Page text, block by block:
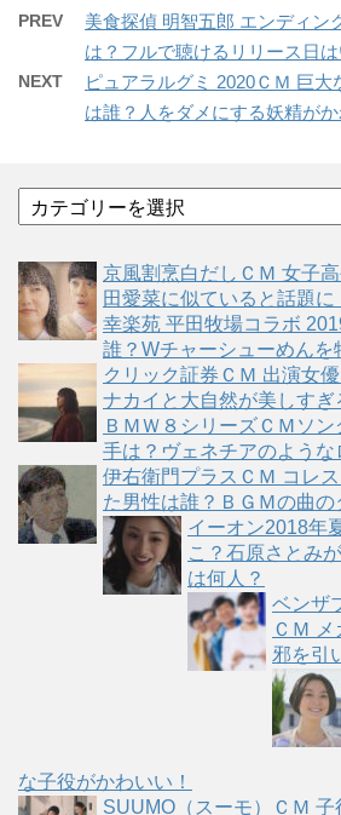
PREV
美食探偵 明智五郎 エンディン
は？フルで聴けるリリース日は
NEXT
ピュアラルグミ 2020ＣＭ 巨
は誰？人をダメにする妖精が
テ
リ
ー
京風割烹白だしＣＭ 女子
田愛菜に似ていると話題に
幸楽苑 平田牧場コラボ
誰？Wチャーシューめんを
クリック証券ＣＭ 出演女
ナカイと大自然が美しすぎ
ＢＭＷ８シリーズＣＭソ
手は？ヴェネチアのような
伊右衛門プラスＣＭ コレ
た男性は誰？ＢＧＭの曲の
イーオン2018年
こ？石原さとみ
は何人？
ベンザ
ＣＭ
邪を引
な子役がかわいい！
SUUMO（スーモ）ＣＭ